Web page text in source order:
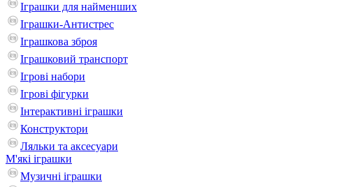
Іграшки для найменших
Іграшки-Антистрес
Іграшкова зброя
Іграшковий транспорт
Ігрові набори
Ігрові фігурки
Інтерактивні іграшки
Конструктори
Ляльки та аксесуари
М'які іграшки
Музичні іграшки